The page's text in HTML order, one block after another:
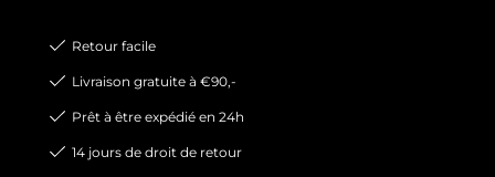
Retour facile
Livraison gratuite à €90,-
Prêt à être expédié en 24h
14 jours de droit de retour